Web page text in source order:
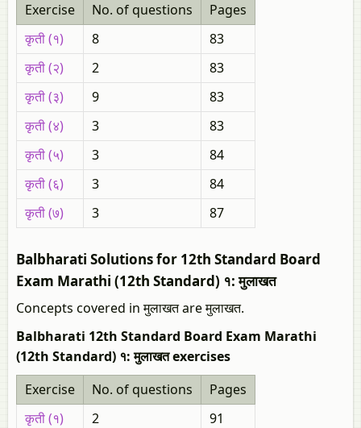
Exercise
No. of questions
Pages
कृती (१)
8
83
कृती (२)
2
83
कृती (३)
9
83
कृती (४)
3
83
कृती (५)
3
84
कृती (६)
3
84
कृती (७)
3 87
Balbharati Solutions for 12th Standard Board
Exam Marathi (12th Standard) १: मुलाखत
Concepts covered in मुलाखत are मुलाखत.
Balbharati 12th Standard Board Exam Marathi
(12th Standard) १: मुलाखत exercises
Exercise
No. of questions
Pages
कृती (१)
2
91